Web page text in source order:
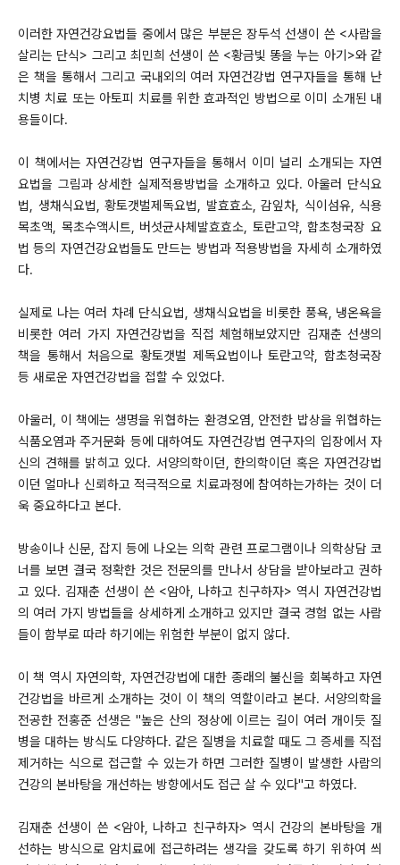
이러한 자연건강요법들 중에서 많은 부분은 장두석 선생이 쓴 <사람을
살리는 단식> 그리고 최민희 선생이 쓴 <황금빛 똥을 누는 아기>와 같
은 책을 통해서 그리고 국내외의 여러 자연건강법 연구자들을 통해 난
치병 치료 또는 아토피 치료를 위한 효과적인 방법으로 이미 소개된 내
용들이다.
이 책에서는 자연건강법 연구자들을 통해서 이미 널리 소개되는 자연
요법을 그림과 상세한 실제적용방법을 소개하고 있다. 아울러 단식요
법, 생채식요법, 황토갯벌제독요법, 발효효소, 감잎차, 식이섬유, 식용
목초액, 목초수액시트, 버섯균사체발효효소, 토란고약, 함초청국장 요
법 등의 자연건강요법들도 만드는 방법과 적용방법을 자세히 소개하였
다.
실제로 나는 여러 차례 단식요법, 생채식요법을 비롯한 풍욕, 냉온욕을
비롯한 여러 가지 자연건강법을 직접 체험해보았지만 김재춘 선생의
책을 통해서 처음으로 황토갯벌 제독요법이나 토란고약, 함초청국장
등 새로운 자연건강법을 접할 수 있었다.
아울러, 이 책에는 생명을 위협하는 환경오염, 안전한 밥상을 위협하는
식품오염과 주거문화 등에 대하여도 자연건강법 연구자의 입장에서 자
신의 견해를 밝히고 있다. 서양의학이던, 한의학이던 혹은 자연건강법
이던 얼마나 신뢰하고 적극적으로 치료과정에 참여하는가하는 것이 더
욱 중요하다고 본다.
방송이나 신문, 잡지 등에 나오는 의학 관련 프로그램이나 의학상담 코
너를 보면 결국 정확한 것은 전문의를 만나서 상담을 받아보라고 권하
고 있다. 김재춘 선생이 쓴 <암아, 나하고 친구하자> 역시 자연건강법
의 여러 가지 방법들을 상세하게 소개하고 있지만 결국 경험 없는 사람
들이 함부로 따라 하기에는 위험한 부분이 없지 않다.
이 책 역시 자연의학, 자연건강법에 대한 종래의 불신을 회복하고 자연
건강법을 바르게 소개하는 것이 이 책의 역할이라고 본다. 서양의학을
전공한 전홍준 선생은 "높은 산의 정상에 이르는 길이 여러 개이듯 질
병을 대하는 방식도 다양하다. 같은 질병을 치료할 때도 그 증세를 직접
제거하는 식으로 접근할 수 있는가 하면 그러한 질병이 발생한 사람의
건강의 본바탕을 개선하는 방향에서도 접근 살 수 있다"고 하였다.
김재춘 선생이 쓴 <암아, 나하고 친구하자> 역시 건강의 본바탕을 개
선하는 방식으로 암치료에 접근하려는 생각을 갖도록 하기 위하여 씌